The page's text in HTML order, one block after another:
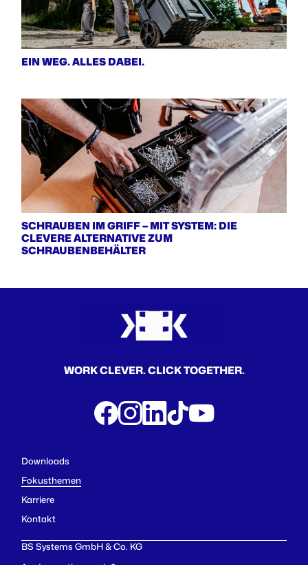
EIN WEG. ALLES DABEI.
SCHRAUBEN IM GRIFF – MIT SYSTEM: DIE
CLEVERE ALTERNATIVE ZUM
SCHRAUBENBEHÄLTER
WORK CLEVER. CLICK TOGETHER.
Downloads
Fokusthemen
Karriere
Kontakt
BS Systems GmbH & Co. KG